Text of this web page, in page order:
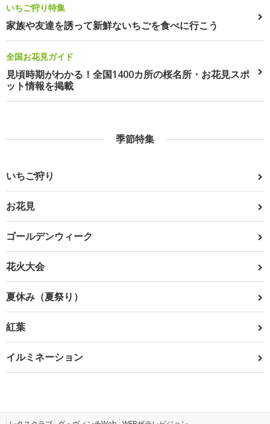
いちご狩り特集
家族や友達を誘って新鮮ないちごを食べに行こう
全国お花見ガイド
見頃時期がわかる！全国1400カ所の桜名所・お花見スポ
ット情報を掲載
季節特集
いちご狩り
お花見
ゴールデンウィーク
花火大会
夏休み（夏祭り）
紅葉
イルミネーション